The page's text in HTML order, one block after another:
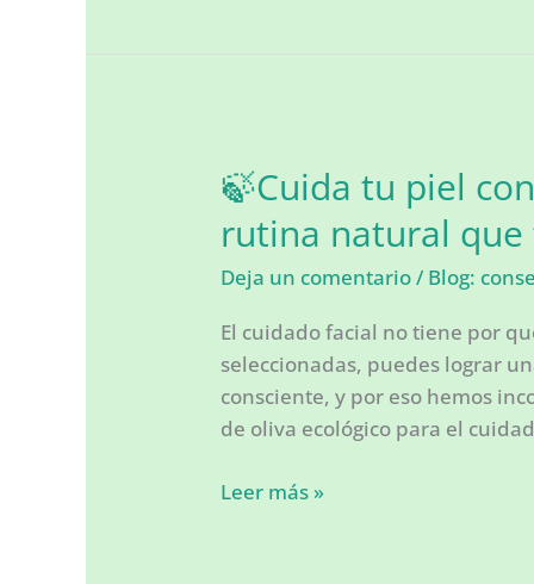
piel
(y
cómo
usarlos)
🍃Cuida tu piel
rutina natural
Deja un comentario/ Blog:
El cuidado facial no tiene por
seleccionadas, puedes lograr
consciente, y por eso hemos
de oliva ecológico para el
🍃
Leer más »